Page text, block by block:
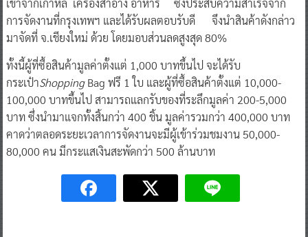
เข้าจากเกาหลี เครื่องสำอาง อาหาร ซึ่งประสบความสำเร็จจาก
การจัดงานที่กรุงเทพฯ และได้รับผลตอบรับดี จึงนำสินค้าดังกล่าว
มาจัดที่ จ.เชียงใหม่ ด้วย โดยมอบส่วนลดสูงสุด 80%
ทั้งนี้ผู้ที่ซื้อสินค้ามูลค่าตั้งแต่ 1,000 บาทขึ้นไป จะได้รับ
กระเป๋าShoppingBag ฟรี 1 ใบ และผู้ที่ซื้อสินค้าตั้งแต่ 10,000-
100,000 บาทขึ้นไป สามารถแลกรับของที่ระลึกมูลค่า 200-5,000
บาท ซึ่งนำมาแจกทั้งสิ้นกว่า 400 ชิ้น มูลค่ารวมกว่า 400,000 บาท
คาดว่าตลอดระยะเวลาการจัดงานจะมีผู้เข้าร่วมชมงาน 50,000-
80,000 คน มีกระแสเงินสะพัดกว่า 500 ล้านบาท